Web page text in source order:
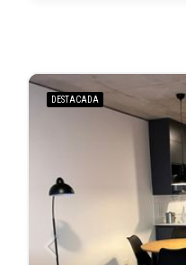
DESTACADA